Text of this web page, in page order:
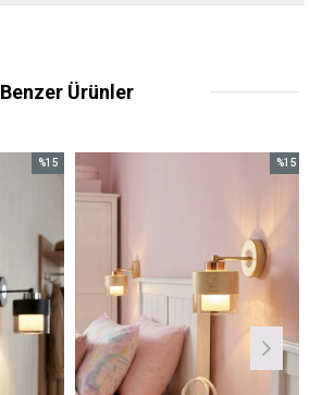
Benzer Ürünler
%15
%15